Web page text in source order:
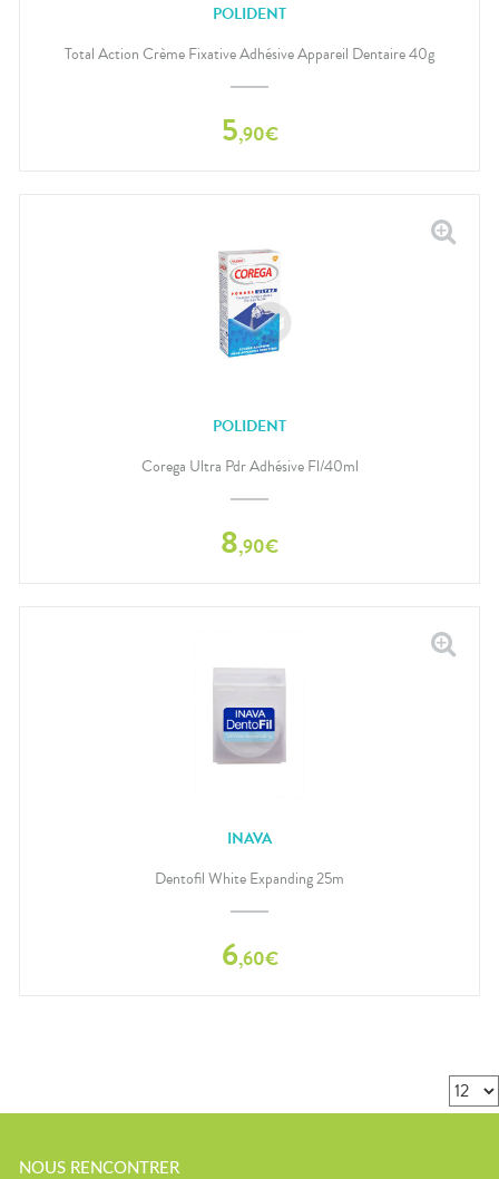
POLIDENT
Total Action Crème Fixative Adhésive Appareil Dentaire 40g
5,90€
POLIDENT
Corega Ultra Pdr Adhésive Fl/40ml
8,90€
INAVA
Dentofil White Expanding 25m
6,60€
NOUS RENCONTRER